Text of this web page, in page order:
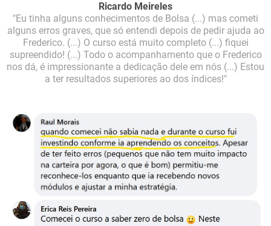
Ricardo Meireles
"Eu tinha alguns conhecimentos de Bolsa (...) mas cometi
alguns erros graves, que só entendi depois de pedir ajuda ao
Frederico. (...) O curso está muito completo (...) fiquei
supreendido! (...) Todo o acompanhamento que o Frederico
nos dá, é impressionante a dedicação dele em nós (...) Estou
a ter resultados superiores ao dos índices!"